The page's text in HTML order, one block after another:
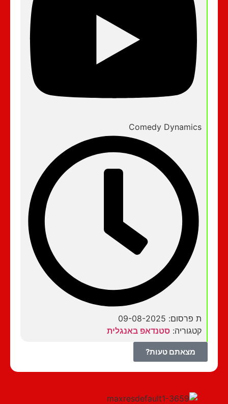
Comedy Dynamics
ת פרסום: 09-08-2025
קטגוריה:סטנדאפ באנגלית
מצאתם טעות?